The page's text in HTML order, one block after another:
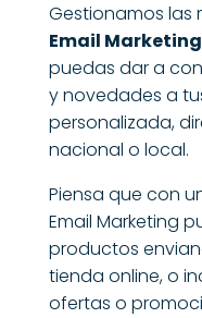
Gestionamos las
Email
puedas dar a
y novedades a
personalizada,
nacional o local.
Piensa que con
Email Marketing
productos
tienda online, o
ofertas o